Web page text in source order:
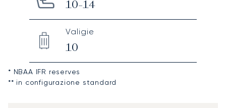
10-14
Valigie
10
* NBAA IFR reserves
** in configurazione standard